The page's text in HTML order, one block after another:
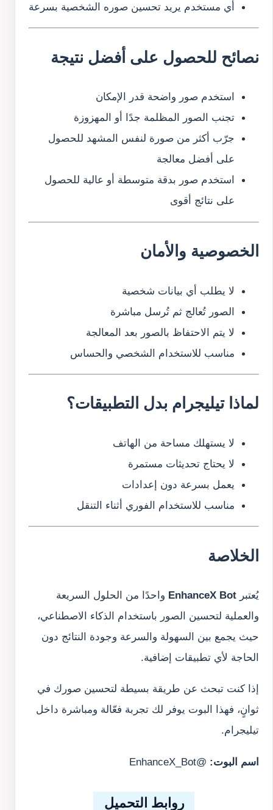
أي مستخدم يريد تحسين صوره الشخصية بسرعة
نصائح للحصول على أفضل نتيجة
استخدم صور واضحة قدر الإمكان
تجنب الصور المظلمة جدًا أو المهزوزة
جرّب أكثر من صورة لنفس المشهد للحصول
على أفضل معالجة
استخدم صور بدقة متوسطة أو عالية للحصول
على نتائج أقوى
الخصوصية والأمان
لا يطلب أي بيانات شخصية
الصور تُعالج ثم تُرسل مباشرة
لا يتم الاحتفاظ بالصور بعد المعالجة
مناسب للاستخدام الشخصي والحساس
لماذا تيليجرام بدل التطبيقات؟
لا يستهلك مساحة من الهاتف
لا يحتاج تحديثات مستمرة
يعمل بسرعة دون إعدادات
مناسب للاستخدام الفوري أثناء التنقل
الخلاصة
يُعتبر EnhanceX Bot واحدًا من الحلول السريعة
والعملية لتحسين الصور باستخدام الذكاء الاصطناعي،
حيث يجمع بين السهولة والسرعة وجودة النتائج دون
الحاجة لأي تطبيقات إضافية.
إذا كنت تبحث عن طريقة بسيطة لتحسين صورك في
ثوانٍ، فهذا البوت يوفر لك تجربة فعّالة ومباشرة داخل
تيليجرام.
اسم البوت: @EnhanceX_Bot
روابط التحميل